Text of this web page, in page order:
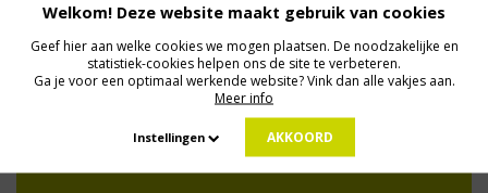
MELD JE AAN VOOR ONZE NIEUWSBRIEF
Profiteer van deals en een dosis inspiratie!
Geen zorgen: we gaan veilig met je gegevens om. Dat lees je in onsPrivacybeleid
Welkom! Deze website maakt gebruik van cookies
Geef hier aan welke cookies we mogen plaatsen. De noodzakelijke en
statistiek-cookies helpen ons de site te verbeteren.
Ga je voor een optimaal werkende website? Vink dan alle vakjes aan.
Meer info
Instellingen AKKOORD